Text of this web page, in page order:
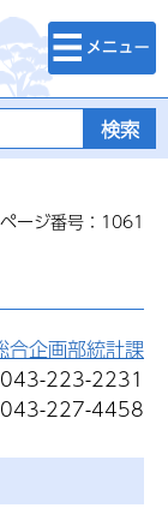
検索・メニュ
ー
ページ番号：1061
合企画部統計課
043-223-2231
043-227-4458